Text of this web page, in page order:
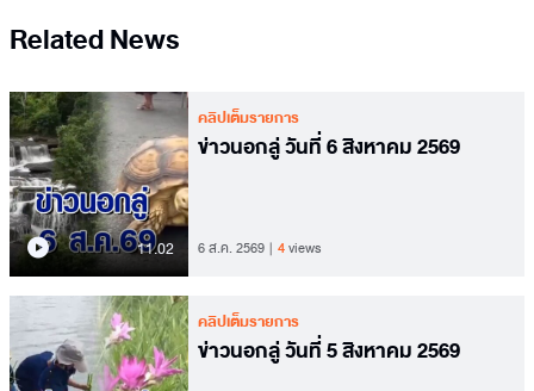
Related News
11.02
คลิปเต็มรายการ
ข่าวนอกลู่ วันที่ 6 สิงหาคม 2569
6 ส.ค. 2569 4views
คลิปเต็มรายการ
ข่าวนอกลู่ วันที่ 5 สิงหาคม 2569